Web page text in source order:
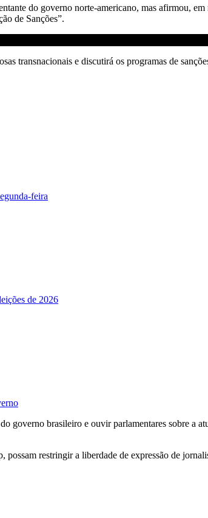
do governo norte-americano, mas afirmou,
de Sanções”.
transnacionais e discutirá os programas de
feira
de 2026
governo brasileiro e ouvir parlamentares sobre a
restringir a liberdade de expressão de